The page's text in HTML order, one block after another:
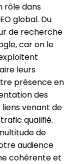
rôle dans
global. Du
de recherche
car on le
leurs
présence en
des
venant de
qualifié.
de
audience
cohérente et